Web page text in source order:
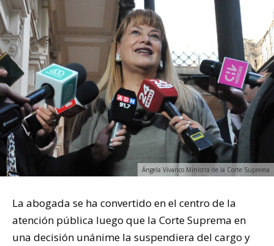
Ángela Vivanco Ministra de la Corte Suprema
La abogada se ha convertido en el centro de la
atención pública luego que la Corte Suprema en
una decisión unánime la suspendiera del cargo y